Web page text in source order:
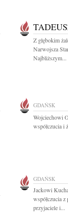
Z głębokim
Narwojsza
Najbliższym...
GDAŃSK
Wojciechowi
współczucia i
GDAŃSK
Jackowi
współczucia
przyjaciele i...